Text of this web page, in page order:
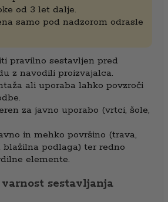
od 3 let dalje.
samo pod nadzorom odrasle
pravilno sestavljen pred
z navodili proizvajalca.
ali uporaba lahko povzroči
za javno uporabo (vrtci, šole,
in mehko površino (trava,
podlaga) ter redno
elemente.
sestavljanja